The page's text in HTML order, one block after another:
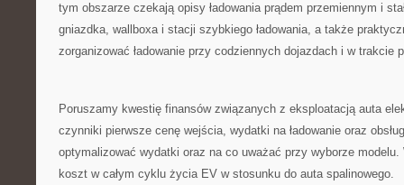
tym obszarze czekają opisy ładowania prądem przemiennym i
gniazdka, wallboxa i stacji szybkiego ładowania, a także
zorganizować ładowanie przy codziennych dojazdach i w trakcie
Poruszamy kwestię finansów związanych z eksploatacją auta
czynniki pierwsze cenę wejścia, wydatki na ładowanie oraz
optymalizować wydatki oraz na co uważać przy wyborze
koszt w całym cyklu życia EV w stosunku do auta spalinowego.